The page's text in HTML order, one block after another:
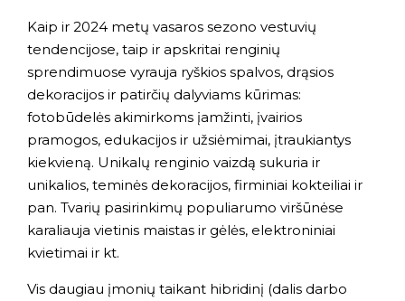
Kaip ir 2024 metų vasaros sezono vestuvių
tendencijose, taip ir apskritai renginių
sprendimuose vyrauja ryškios spalvos, drąsios
dekoracijos ir patirčių dalyviams kūrimas:
fotobūdelės akimirkoms įamžinti, įvairios
pramogos, edukacijos ir užsiėmimai, įtraukiantys
kiekvieną. Unikalų renginio vaizdą sukuria ir
unikalios, teminės dekoracijos, firminiai kokteiliai ir
pan. Tvarių pasirinkimų populiarumo viršūnėse
karaliauja vietinis maistas ir gėlės, elektroniniai
kvietimai ir kt.
Vis daugiau įmonių taikant hibridinį (dalis darbo